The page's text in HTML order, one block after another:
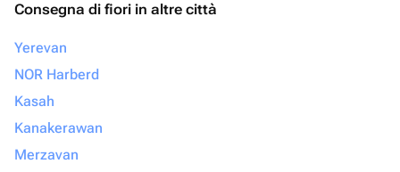
Consegna di fiori in altre città
Yerevan
NOR Harberd
Kasah
Kanakerawan
Merzavan